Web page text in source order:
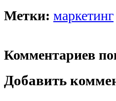
Метки: маркетинг
Комментариев
Добавить